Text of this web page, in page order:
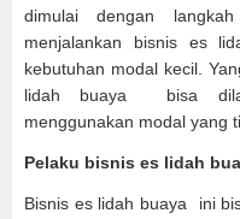
dimulai dengan
menjalankan bisnis es
kebutuhan modal kecil.
lidah buaya bisa
menggunakan modal yang
Pelaku bisnis es lidah
Bisnis es lidah buaya ini